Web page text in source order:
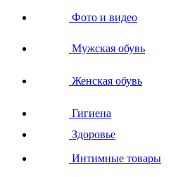
Фото и видео
Мужская обувь
Женская обувь
Гигиена
Здоровье
Интимные товары